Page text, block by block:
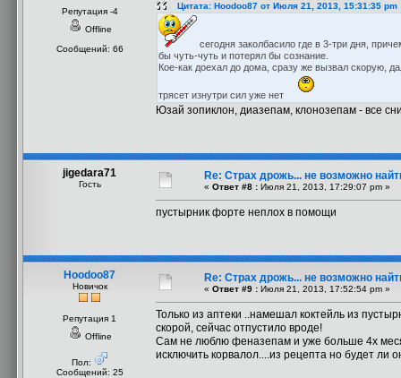
Репутация -4
Offline
Сообщений: 66
Цитата: Hoodoo87 от Июля 21, 2013, 15:31:35 pm
сегодня заколбасило где в 3-три дня,
бы чуть-чуть и потерял бы сознание.
Кое-как доехал до дома, сразу же вызвал скорую,
трясет изнутри сил уже нет
Юзай зопиклон, диазепам, клонозепам - все
jigedara71
Гость
Re: Страх дрожь... не возможно
« Ответ #8 : Июля 21, 2013, 17:29:07 pm »
пустырник форте неплох в помощи
Hoodoo87
Новичок
Репутация 1
Offline
Пол:
Сообщений: 25
Re: Страх дрожь... не возможно
« Ответ #9 : Июля 21, 2013, 17:52:54 pm »
Только из аптеки ..намешал коктейль из
скорой, сейчас отпустило вроде!
Сам не люблю феназепам и уже больше 4х
исключить корвалол....из рецепта но будет ли